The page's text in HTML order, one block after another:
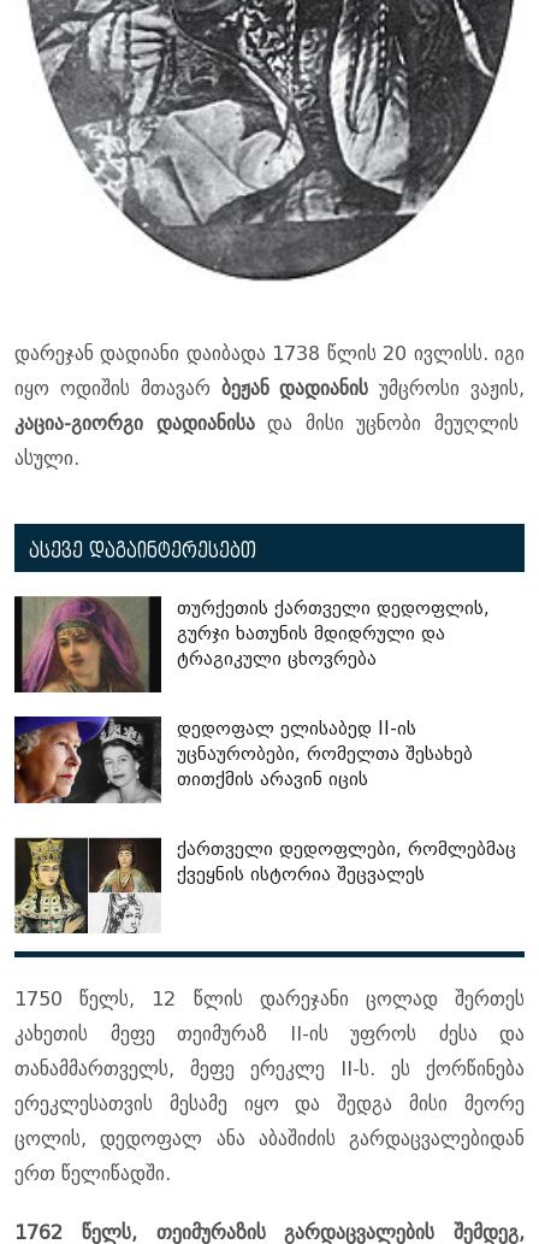
დარეჯან დადიანი დაიბადა 1738 წლის 20 ივლისს. იგი
იყო ოდიშის მთავარ ბეჟან დადიანის უმცროსი ვაჟის,
კაცია-გიორგი დადიანისადა მისი უცნობი მეუღლის
ასული.
ასევე დაგაინტერესებთ
თურქეთის ქართველი დედოფლის,
გურჯი ხათუნის მდიდრული და
ტრაგიკული ცხოვრება
დედოფალ ელისაბედ II-ის
უცნაურობები, რომელთა შესახებ
თითქმის არავინ იცის
ქართველი დედოფლები, რომლებმაც
ქვეყნის ისტორია შეცვალეს
1750 წელს, 12 წლის დარეჯანი ცოლად შერთეს
კახეთის მეფე თეიმურაზ II-ის უფროს ძესა და
თანამმართველს, მეფე ერეკლე II-ს. ეს ქორწინება
ერეკლესათვის მესამე იყო და შედგა მისი მეორე
ცოლის, დედოფალ ანა აბაშიძის გარდაცვალებიდან
ერთ წელიწადში.
1762 წელს, თეიმურაზის გარდაცვალების შემდეგ,